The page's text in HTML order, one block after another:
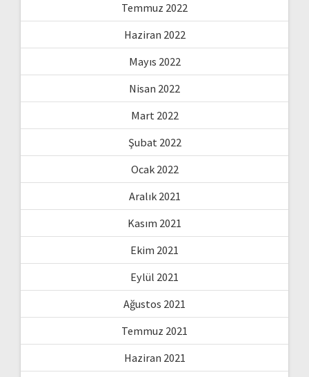
Temmuz 2022
Haziran 2022
Mayıs 2022
Nisan 2022
Mart 2022
Şubat 2022
Ocak 2022
Aralık 2021
Kasım 2021
Ekim 2021
Eylül 2021
Ağustos 2021
Temmuz 2021
Haziran 2021